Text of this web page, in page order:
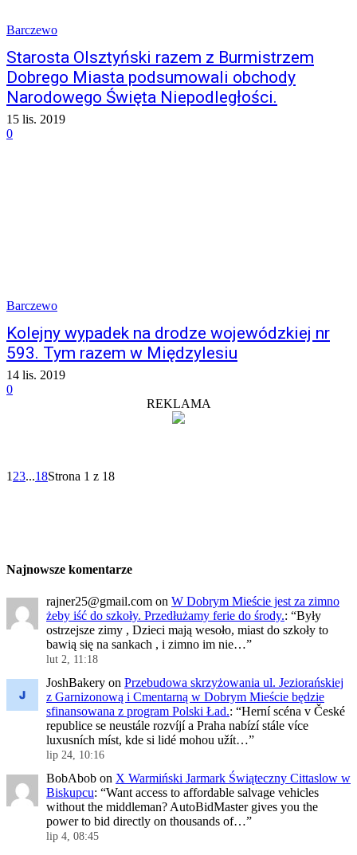
Barczewo
Starosta Olsztyński razem z Burmistrzem
Dobrego Miasta podsumowali obchody
Narodowego Święta Niepodległości.
15 lis. 2019
0
Barczewo
Kolejny wypadek na drodze wojewódzkiej nr
593. Tym razem w Międzylesiu
14 lis. 2019
0
REKLAMA
1 23...18Strona 1 z 18
Najnowsze komentarze
rajner25@gmail.com on W Dobrym Mieście jest za zimno
żeby iść do szkoły. Przedłużamy ferie do środy.: “Były
ostrzejsze zimy , Dzieci mają wesoło, miast do szkoły to
bawią się na sankach , i zimno im nie…”
lut 2, 11:18
JoshBakery on Przebudowa skrzyżowania ul. Jeziorańskiej
z Garnizonową i Cmentarną w Dobrym Mieście będzie
sfinansowana z program Polski Ład.: “Herní scéna v České
republice se neustále rozvíjí a Praha nabízí stále více
luxusních míst, kde si lidé mohou užít…”
lip 24, 10:16
BobAbob on X Warmiński Jarmark Świąteczny Cittaslow w
Biskupcu: “Want access to affordable salvage vehicles
without the middleman? AutoBidMaster gives you the
power to bid directly on thousands of…”
lip 4, 08:45